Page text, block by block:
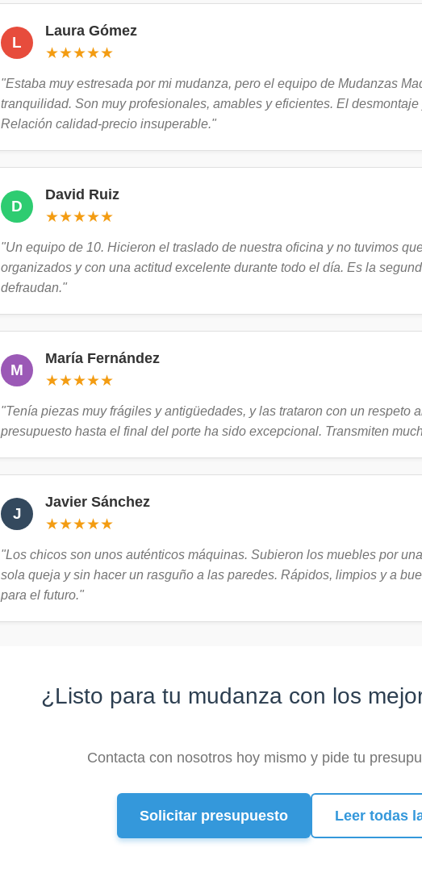
L
Laura Gómez
★★★★★
"Estaba muy estresada por mi mudanza, pero el equipo de Mudanzas
tranquilidad. Son muy profesionales, amables y eficientes. El
Relación calidad-precio insuperable."
D
David Ruiz
★★★★★
"Un equipo de 10. Hicieron el traslado de nuestra oficina y no tuvimos
organizados y con una actitud excelente durante todo el día. Es la
defraudan."
M
María Fernández
★★★★★
"Tenía piezas muy frágiles y antigüedades, y las trataron con un respeto
presupuesto hasta el final del porte ha sido excepcional. Transmiten
J
Javier Sánchez
★★★★★
"Los chicos son unos auténticos máquinas. Subieron los muebles por
sola queja y sin hacer un rasguño a las paredes. Rápidos, limpios y a
para el futuro."
¿Listo para tu mudanza con los
Contacta con nosotros hoy mismo y pide tu
Solicitar presupuesto Leer todas